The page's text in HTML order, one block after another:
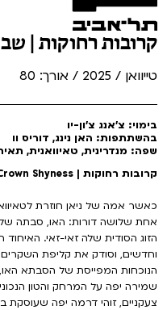
קרובות רחוקות |
טייוואן / 2025 / אורך: 80
בימוי: צ'אנג צ'ון-יו
בהשתתפות: האן נינג, דוריס וו
שפה: מנדרינית, טאיוואנית,
קרובות רחוקות | Crown Shyness
כאשר אמה של ניאן חוזרת
אחת שלושה דורות: האו, סבתה של
הזוג הסודית שלה זאי-זאי.
וחדשים, וסודק את קליפת
הנוכחות המפייסת של הסבתא
שמירה יפה על המרחק והטון
צעקניים, זוהי דרמה יפה